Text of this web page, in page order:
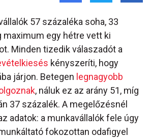
57 százaléka soha, 33
maximum egy hétre vett ki
Minden tizedik válaszadót a
kényszeríti, hogy
járjon. Betegen legnagyobb
, náluk ez az arány 51, míg
37 százalék. A megelőzésnél
adatok: a munkavállalók fele úgy
fokozottan odafigyel